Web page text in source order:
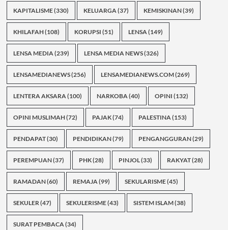
KAPITALISME(330) KELUARGA(37) KEMISKINAN(39)
KHILAFAH(108) KORUPSI (51) LENSA(149)
LENSA MEDIA(239) LENSA MEDIA NEWS(326)
LENSAMEDIANEWS(256) LENSAMEDIANEWS.COM(269)
LENTERA AKSARA(100) NARKOBA(40) OPINI (132)
OPINI MUSLIMAH(72) PAJAK(74) PALESTINA(153)
PENDAPAT(30) PENDIDIKAN(79) PENGANGGURAN(29)
PEREMPUAN(37) PHK(28) PINJOL(33) RAKYAT(28)
RAMADAN(60) REMAJA(99) SEKULARISME(45)
SEKULER(47) SEKULERISME(43) SISTEM ISLAM(38)
SURAT PEMBACA(34)